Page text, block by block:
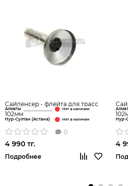
Сайленсер - флейта для трасс
102мм
Алматы
Нур-Султан (Астана)
0
4 990 тг.
Подробнее
Нур-
4